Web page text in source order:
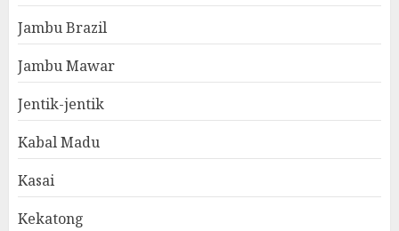
Jambu Brazil
Jambu Mawar
Jentik-jentik
Kabal Madu
Kasai
Kekatong